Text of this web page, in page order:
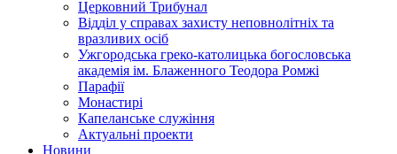
Церковний Трибунал
Відділ у справах захисту неповнолітніх та
вразливих осіб
Ужгородська греко-католицька богословська
академія ім. Блаженного Теодора Ромжі
Парафії
Монастирі
Капеланське служіння
Актуальні проекти
Новини